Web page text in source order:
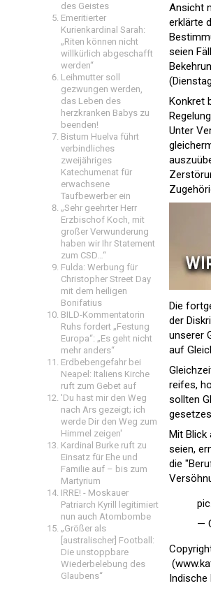
des Geistes
Emeritierter
Kurienkardinal Sarah:
„Riten können nicht
willkürlich abgeschafft
werden“
Leihmutter soll
gezwungen werden,
das Leben des
herzkranken Babys zu
beenden!
Bistum Huelva führt
verbindliches
zweijähriges
Katechumenat für
erwachsene
Taufbewerber ein
„Sehr geehrter Herr
Erzbischof Koch, mit
großer Verwunderung
haben wir Ihr Statement
zum CSD…“
Fulda: Werbung für
Christopher Street Day
mit dem heiligen
Bonifatius
BILD-Kommentatorin
Ruhs fordert „Festung
Europa“: „Es geht nicht
mehr anders“
Erdbebengefahr bei
Neapel: Italiens Kirche
ruft zum Gebet auf
'Du hast mir den Weg
nach Ars gezeigt; ich
werde Dir den Weg zum
Himmel zeigen'
Kardinal Burke ruft zu
Einsatz für Ehe und
Familie auf – bis zum
Martyrium
IRRE! - Moskauer
Patriarch Kyrill legitimiert
nun auch Atombombe
„Größer als
[australischer] Football:
Die unstoppbare
Wiederbelebung des
Glaubens“
Ansicht
erklärte
seien
Konkret
Unter
Die
der
unserer
auf
reifes,
sollten
Mit Blick
seien,
die
—